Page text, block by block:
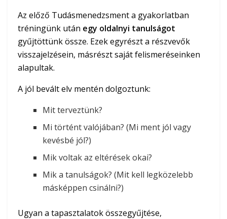
Az előző Tudásmenedzsment a gyakorlatban
tréningünk után egy oldalnyi tanulságot
gyűjtöttünk össze. Ezek egyrészt a részvevők
visszajelzésein, másrészt saját felismeréseinken
alapultak.
A jól bevált elv mentén dolgoztunk:
Mit terveztünk?
Mi történt valójában? (Mi ment jól vagy
kevésbé jól?)
Mik voltak az eltérések okai?
Mik a tanulságok? (Mit kell legközelebb
másképpen csinálni?)
Ugyan a tapasztalatok összegyűjtése,